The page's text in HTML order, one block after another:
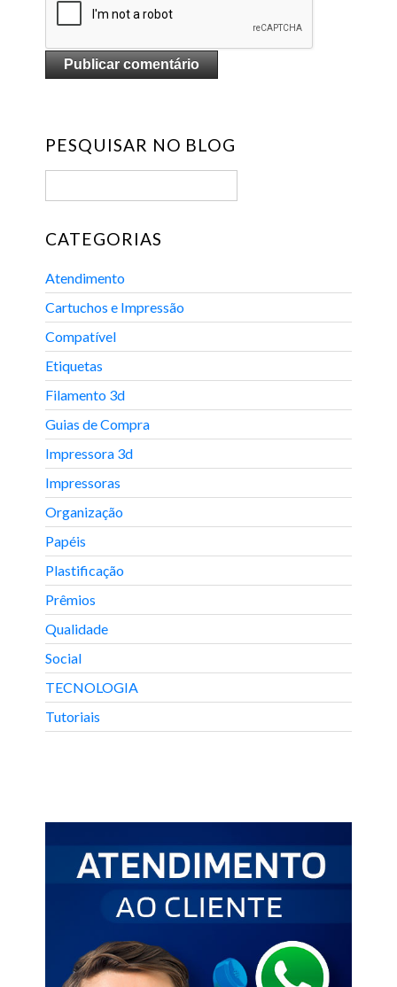
PESQUISAR NO BLOG
CATEGORIAS
Atendimento
Cartuchos e Impressão
Compatível
Etiquetas
Filamento 3d
Guias de Compra
Impressora 3d
Impressoras
Organização
Papéis
Plastificação
Prêmios
Qualidade
Social
TECNOLOGIA
Tutoriais